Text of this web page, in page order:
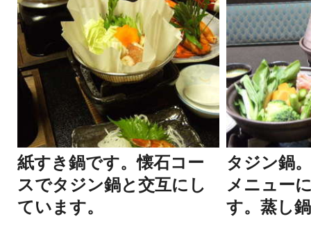
紙すき鍋です。懐石コー
スでタジン鍋と交互にし
ています。
タジン鍋
メニュー
す。蒸し